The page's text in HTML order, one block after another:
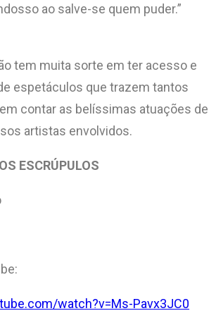
ao salve-se quem puder.”
tem muita sorte em ter acesso e
espetáculos que trazem tantos
contar as belíssimas atuações de
artistas envolvidos.
ESCRÚPULOS
watch?v=Ms-Pavx3JC0